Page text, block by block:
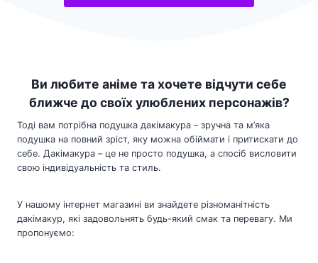
Ви любите аніме та хочете відчути себе
ближче до своїх улюблених персонажів?
Тоді вам потрібна подушка дакімакура – зручна та м’яка
подушка на повний зріст, яку можна обіймати і притискати до
себе. Дакімакура – це не просто подушка, а спосіб висловити
свою індивідуальність та стиль.
У нашому інтернет магазині ви знайдете різноманітність
дакімакур, які задовольнять будь-який смак та перевагу. Ми
пропонуємо: